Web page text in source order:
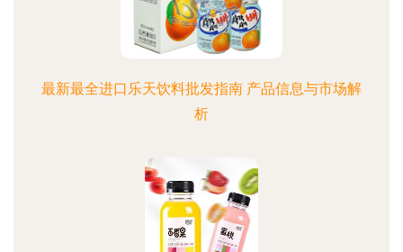
最新最全进口乐天饮料批发指南 产品信息与市场解
析